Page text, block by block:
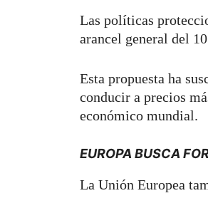
Las políticas
arancel general del
Esta propuesta ha
conducir a precios
económico mundial.
EUROPA BUSCA
La Unión Europea